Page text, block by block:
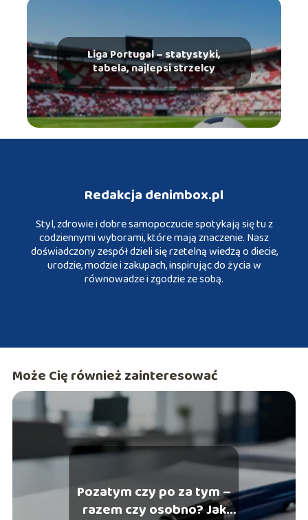
Liga Portugal – statystyki,
tabela, najlepsi strzelcy
Redakcja denimbox.pl
Styl, zdrowie i dobre samopoczucie spotykają się tu z
codziennymi wyborami, które mają znaczenie. Nasz
doświadczony zespół dzieli się rzetelną wiedzą o diecie,
urodzie, modzie i zakupach, inspirując do życia w
równowadze i zgodzie ze sobą.
Może Cię również zainteresować
Pozatym czy po za tym –
razem czy osobno? Jak